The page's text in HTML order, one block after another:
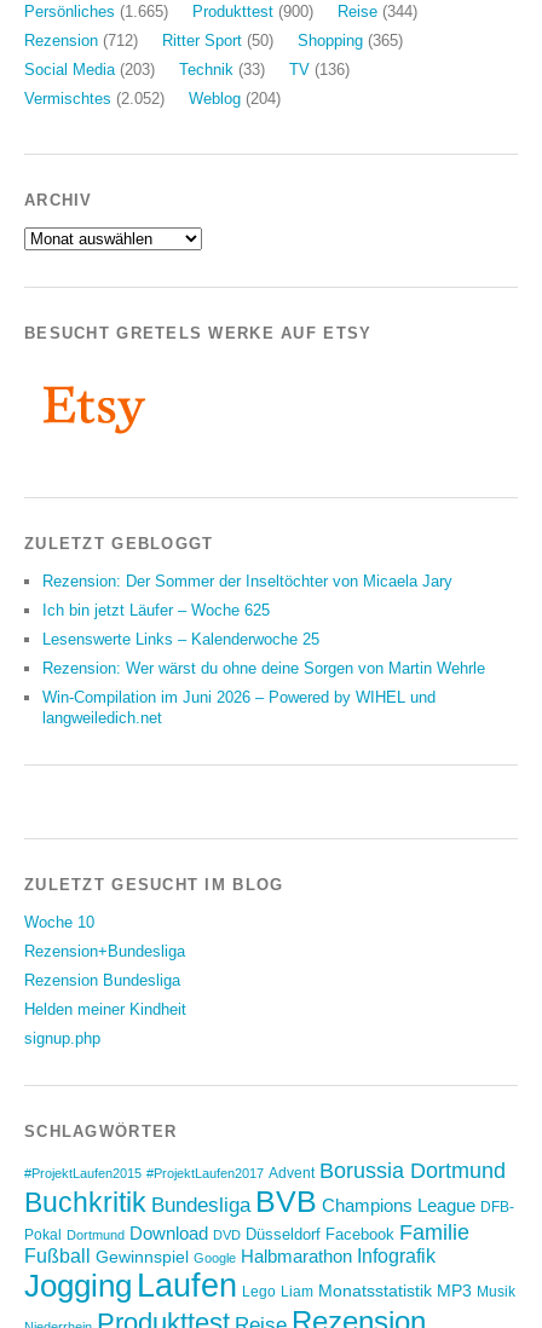
Persönliches (1.665) Produkttest (900) Reise (344)
Rezension (712) Ritter Sport (50) Shopping (365)
Social Media (203) Technik (33) TV (136)
Vermischtes (2.052) Weblog (204)
ARCHIV
Archiv
BESUCHT GRETELS WERKE AUF ETSY
ZULETZT GEBLOGGT
Rezension: Der Sommer der Inseltöchter von Micaela Jary
Ich bin jetzt Läufer – Woche 625
Lesenswerte Links – Kalenderwoche 25
Rezension: Wer wärst du ohne deine Sorgen von Martin Wehrle
Win-Compilation im Juni 2026 – Powered by WIHEL und
langweiledich.net
ZULETZT GESUCHT IM BLOG
Woche 10
Rezension+Bundesliga
Rezension Bundesliga
Helden meiner Kindheit
signup.php
SCHLAGWÖRTER
#ProjektLaufen2015 #ProjektLaufen2017 Advent Borussia Dortmund
Buchkritik Bundesliga BVB Champions League DFB-
Pokal Dortmund Download DVD Düsseldorf Facebook Familie
Fußball Gewinnspiel Google Halbmarathon Infografik
Jogging Laufen Lego Liam Monatsstatistik MP3 Musik
Rezension